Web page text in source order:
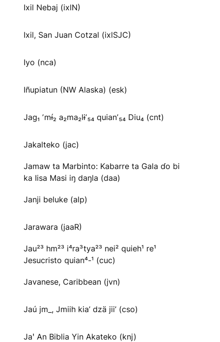
Ixil Nebaj (ixlN)
Ixil, San Juan Cotzal (ixlSJC)
Iyo (nca)
Iñupiatun (NW Alaska) (esk)
Jag₁ ʼmɨ́₂ a₂ma₂lɨʼ₅₄ quianʼ₅₄ Diu₄ (cnt)
Jakalteko (jac)
Jamaw ta Marbinto: Kabarre ta Gala ɗo bi
ka Iisa Masi iŋ daŋla (daa)
Janji beluke (alp)
Jarawara (jaaR)
Jau²³ hm²³ i⁴ra³tya²³ nei² quieh¹ re¹
Jesucristo quian⁴-¹ (cuc)
Javanese, Caribbean (jvn)
Jaú jm_, Jmiih kia’ dzä jii’ (cso)
Jaꞌ An Biblia Yin Akateko (knj)